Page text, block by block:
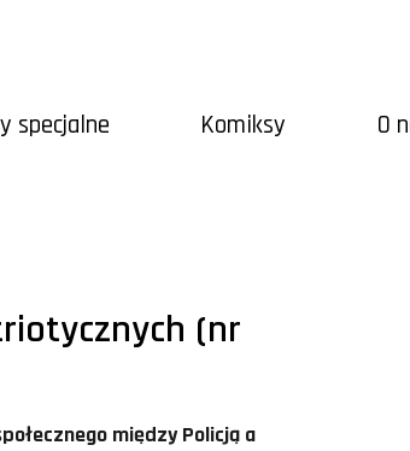
specjalne Komiksy O
(nr
między Policją a